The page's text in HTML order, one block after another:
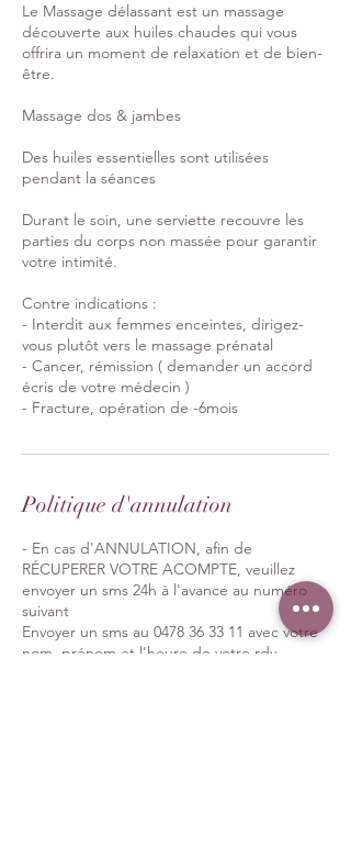
Le Massage délassant est un massage
découverte aux huiles chaudes qui vous
offrira un moment de relaxation et de bien-
être.
Massage dos & jambes
Des huiles essentielles sont utilisées
pendant la séances
Durant le soin, une serviette recouvre les
parties du corps non massée pour garantir
votre intimité.
Contre indications :
- Interdit aux femmes enceintes, dirigez-
vous plutôt vers le massage prénatal​
​- Cancer, rémission ( demander un accord
écris de votre médecin )​
- Fracture, opération de -6mois
Politique d'annulation
- En cas d'ANNULATION, afin de
RÉCUPERER VOTRE ACOMPTE, veuillez
envoyer un sms 24h à l'avance au numéro
suivant
Envoyer un sms au 0478 36 33 11 avec votre
nom, prénom et l'heure de votre rdv.